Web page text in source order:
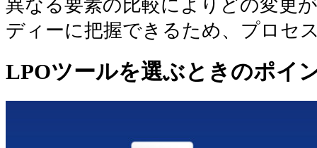
異なる要素の比較によりどの変更
ディーに把握できるため、プロセ
LPOツールを選ぶときのポイ